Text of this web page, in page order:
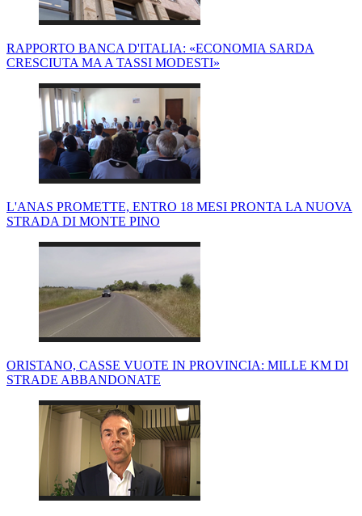
RAPPORTO BANCA D'ITALIA: «ECONOMIA SARDA
CRESCIUTA MA A TASSI MODESTI»
L'ANAS PROMETTE, ENTRO 18 MESI PRONTA LA NUOVA
STRADA DI MONTE PINO
ORISTANO, CASSE VUOTE IN PROVINCIA: MILLE KM DI
STRADE ABBANDONATE